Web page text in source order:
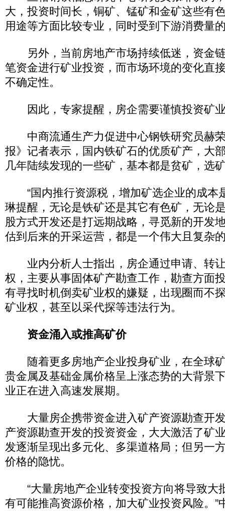
大，投资时间长，铜矿、锰矿和金矿这些有
用途等方面比较专业，同时受到下游消费量
另外，当前房地产市场持续低迷，资金
笔资金进行矿业投资，而市场环境的变化直
不确定性。
因此，专家提醒，房企需要谨慎投资矿
中商流通生产力促进中心钢铁研究员赫
报》记者表示，国内铁矿石的优质矿产，大
几年陆续发现的一些矿，基本都是贫矿，选
“国内推行资源税，增加矿选企业的成本
琳提醒，无论是铁矿还是其它有色矿，无论
股方式开发还是打远期战略，寻觅新的开发
估到后来的开采运营，都是一个伟大且复杂
业内分析人士指出，房企通过申请、转
权，主要从事固体矿产勘查工作，勘查方面
有寻找时机倒卖矿业权的嫌疑，出现圈而不
矿业权，甚至以采代探等违法行为。
资金涌入或推高矿价
随着更多房地产企业投身矿业，在全球
贵金属及基础金属价格呈上涨态势的大背景
业正在进入高速发展期。
大量房企携带资金进入矿产资源勘查开
产资源勘查开发的投资资金，大大激活了矿
发逐渐呈现出多元化、多渠道格局；但另一
价格的隐忧。
“大量房地产企业转变投资方向将导致大
有可能推高资源价格，加大矿业投资风险。”